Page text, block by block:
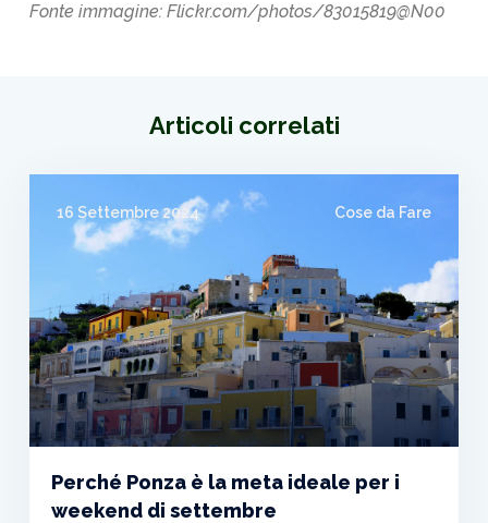
Fonte immagine: Flickr.com/photos/83015819@N00
Articoli correlati
16 Settembre 2024 Cose da Fare
Perché Ponza è la meta ideale per i
weekend di settembre